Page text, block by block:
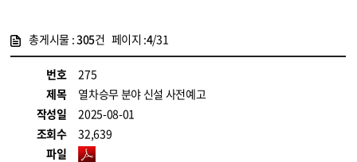
총게시물 :305건 페이지 :4/31
번호
275
제목
열차승무 분야 신설 사전예고
작성일
2025-08-01
조회수
32,639
파일